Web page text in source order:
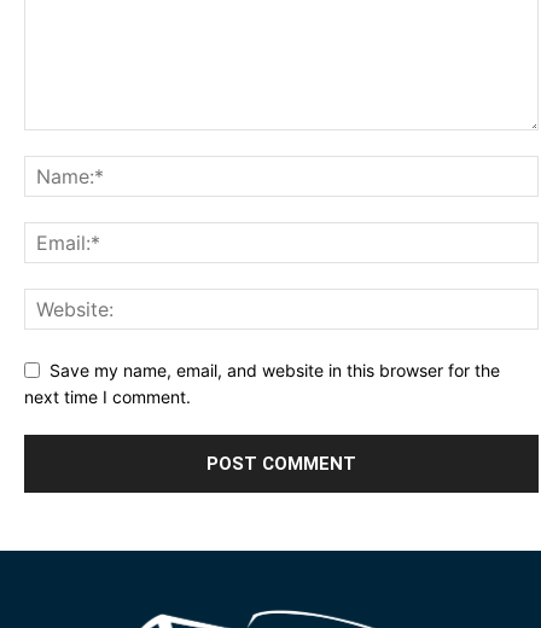
Save my name, email, and website in this browser for the
next time I comment.